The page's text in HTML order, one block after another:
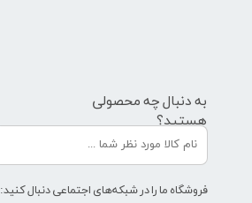
به دنبال چه محصولی
هستید؟
فروشگاه ما را در شبکه‌های اجتماعی دنبال کنید: